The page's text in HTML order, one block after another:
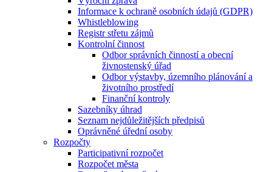
Informace k ochraně osobních údajů (GDPR)
Whistleblowing
Registr střetu zájmů
Kontrolní činnost
Odbor správních činností a obecní
živnostenský úřad
Odbor výstavby, územního plánování a
životního prostředí
Finanční kontroly
Sazebníky úhrad
Seznam nejdůležitějších předpisů
Oprávněné úřední osoby
Rozpočty
Participativní rozpočet
Rozpočet města